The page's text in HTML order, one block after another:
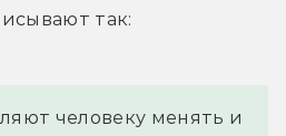
так:
человеку менять и